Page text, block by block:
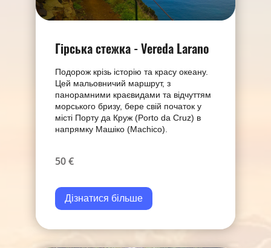
Гірська стежка - Vereda Larano
Подорож крізь історію та красу океану.
Цей мальовничий маршрут, з
панорамними краєвидами та відчуттям
морського бризу, бере свій початок у
місті Порту да Круж (Porto da Cruz) в
напрямку Машіко (Machico).
50 €
Дізнатися більше